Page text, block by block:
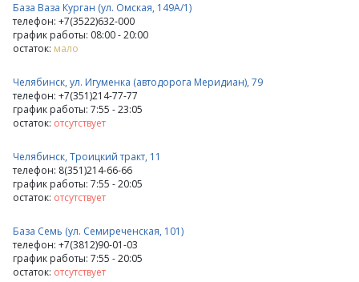
База Ваза Курган (ул. Омская, 149А/1)
телефон: +7(3522)632-000
график работы: 08:00 - 20:00
остаток: мало
Челябинск, ул. Игуменка (автодорога Меридиан), 79
телефон: +7(351)214-77-77
график работы: 7:55 - 23:05
остаток: отсутствует
Челябинск, Троицкий тракт, 11
телефон: 8(351)214-66-66
график работы: 7:55 - 20:05
остаток: отсутствует
База Семь (ул. Семиреченская, 101)
телефон: +7(3812)90-01-03
график работы: 7:55 - 20:05
остаток: отсутствует